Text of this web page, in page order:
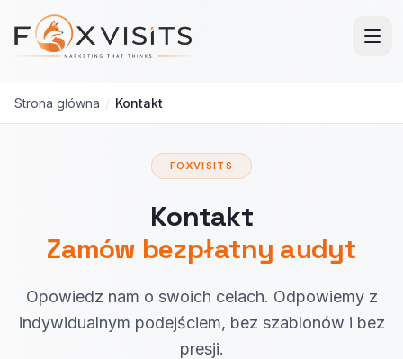
Przejdź do treści głównej
Strona główna / Kontakt
FOXVISITS
Kontakt
Zamów bezpłatny audyt
Opowiedz nam o swoich celach. Odpowiemy z
indywidualnym podejściem, bez szablonów i bez
presji.